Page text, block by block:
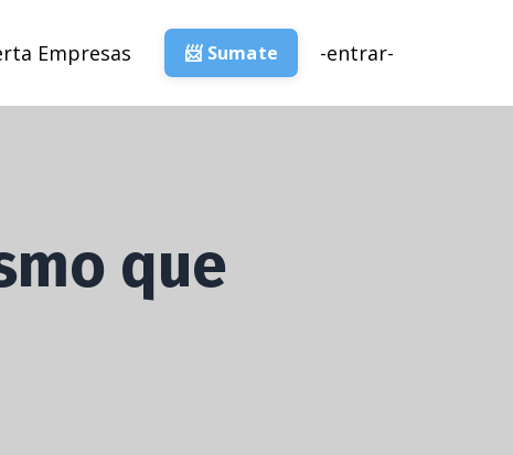
Empresas 📨 Sumate -entrar-
que